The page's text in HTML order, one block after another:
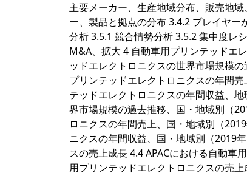
主要メーカー、生産地域分布、販売地
ー、製品と拠点の分布 3.4.2 プレイヤ
分析 3.5.1 競合情勢分析 3.5.2 集中度レ
M&A、拡大 4 自動車用プリンテッドエ
ッドエレクトロニクスの世界市場規模
プリンテッドエレクトロニクスの年間
テッドエレクトロニクスの年間収益、
界市場規模の過去推移、国・地域別（
ロニクスの年間売上、国・地域別（
ニクスの年間収益、国・地域別（2019
スの売上成長 4.4 APACにおける自動車
用プリンテッドエレクトロニクスの売